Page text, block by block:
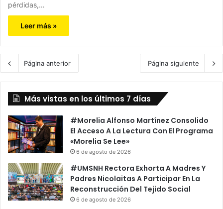
pérdidas,…
Leer más »
Página anterior Página siguiente
Más vistas en los últimos 7 días
#Morelia Alfonso Martínez Consolido
El Acceso A La Lectura Con El Programa
«Morelia Se Lee»
6 de agosto de 2026
#UMSNH Rectora Exhorta A Madres Y
Padres Nicolaitas A Participar En La
Reconstrucción Del Tejido Social
6 de agosto de 2026